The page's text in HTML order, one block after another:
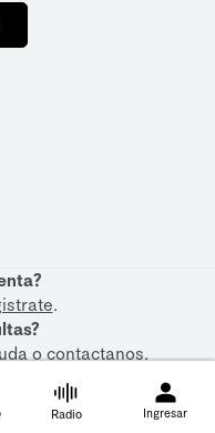
.
ocontactanos.
Radio Ingresar